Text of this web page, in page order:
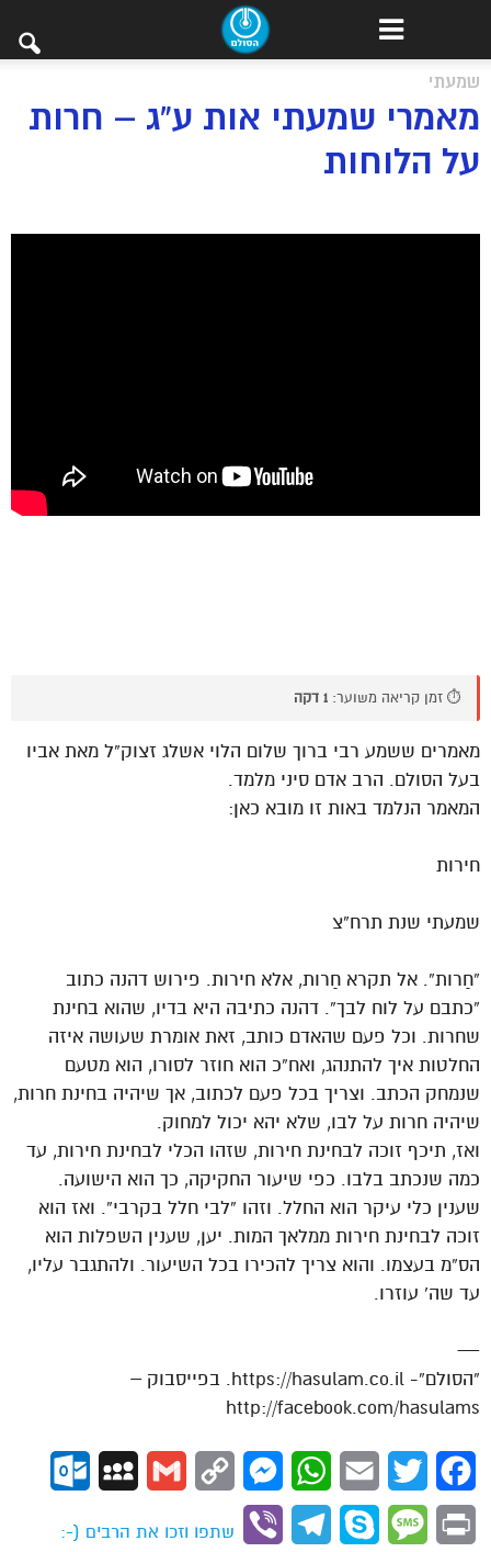
שמעתי
מאמרי שמעתי אות ע”ג – חרות
על הלוחות
⏱️ זמן קריאה משוער: 1 דקה
מאמרים ששמע רבי ברוך שלום הלוי אשלג זצוק”ל מאת אביו
בעל הסולם. הרב אדם סיני מלמד.
המאמר הנלמד באות זו מובא כאן:
חירות
שמעתי שנת תרח”צ
“חַרות”. אל תקרא חַרות, אלא חירות. פירוש דהנה כתוב
“כתבם על לוח לבך”. דהנה כתיבה היא בדיו, שהוא בחינת
שחרות. וכל פעם שהאדם כותב, זאת אומרת שעושה איזה
החלטות איך להתנהג, ואח”כ הוא חוזר לסורו, הוא מטעם
שנמחק הכתב. וצריך בכל פעם לכתוב, אך שיהיה בחינת חרות,
שיהיה חרות על לבו, שלא יהא יכול למחוק.
ואז, תיכף זוכה לבחינת חירות, שזהו הכלי לבחינת חירות, עד
כמה שנכתב בלבו. כפי שיעור החקיקה, כך הוא הישועה.
שענין כלי עיקר הוא החלל. וזהו “לבי חלל בקרבי”. ואז הוא
זוכה לבחינת חירות ממלאך המות. יען, שענין השפלות הוא
הס”מ בעצמו. והוא צריך להכירו בכל השיעור. ולהתגבר עליו,
עד שה’ עוזרו.
—
“הסולם”- https://hasulam.co.il. בפייסבוק –
http://facebook.com/hasulams
Facebook
Twitter
Email
WhatsApp
Messenger
Copy
Gmail
MySpace
Print
Message
Skype
Telegram
Viber
שתפו וזכו את הרבים (-: